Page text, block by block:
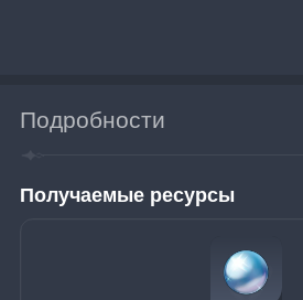
Подробности
Получаемые ресурсы